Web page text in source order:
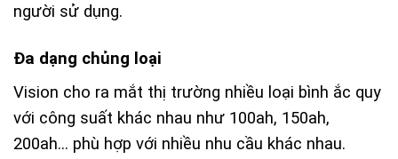
người sử dụng.
Đa dạng chủng loại
Vision cho ra mắt thị trường nhiều loại bình ắc quy
với công suất khác nhau như 100ah, 150ah,
200ah… phù hợp với nhiều nhu cầu khác nhau.